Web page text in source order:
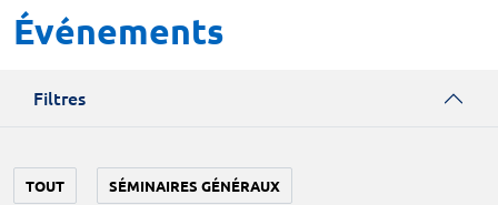
Événements
Filtres
TOUT SÉMINAIRES GÉNÉRAUX